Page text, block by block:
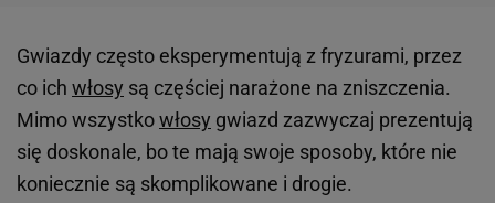
Gwiazdy często eksperymentują z fryzurami, przez
co ich włosy są częściej narażone na zniszczenia.
Mimo wszystkowłosy gwiazd zazwyczaj prezentują
się doskonale, bo te mają swoje sposoby, które nie
koniecznie są skomplikowane i drogie.